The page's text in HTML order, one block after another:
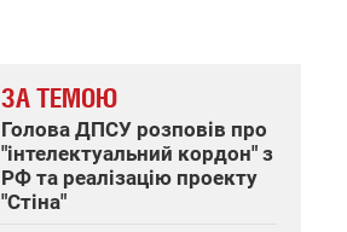
ЗА ТЕМОЮ
Голова ДПСУ розповів про
"інтелектуальний кордон" з
РФ та реалізацію проекту
"Стіна"